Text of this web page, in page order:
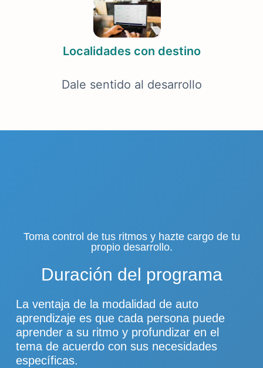
Localidades con destino
Dale sentido al desarrollo
Toma control de tus ritmos y hazte cargo de tu
propio desarrollo.
Duración del programa
La ventaja de la modalidad de auto
aprendizaje es que cada persona puede
aprender a su ritmo y profundizar en el
tema de acuerdo con sus necesidades
específicas.